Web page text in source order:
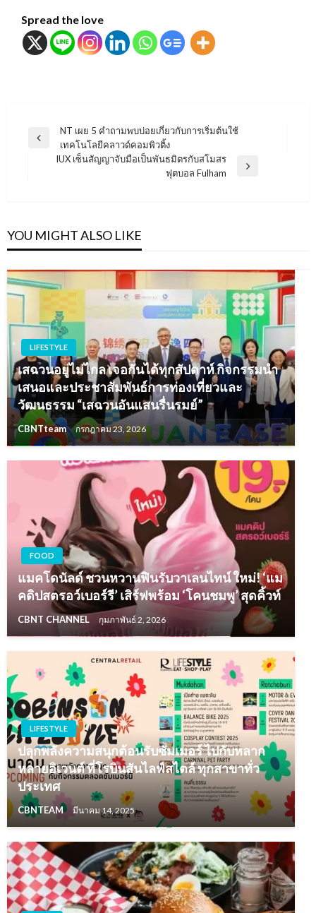
Spread the love
แนะแนว
Previous
NT เผย 5 คำถามพบบ่อยเกี่ยวกับการเริ่มต้นใช้
เทคโนโลยีคลาวด์คอมพิวติ้ง
IUX เซ็นสัญญาจับมือเป็นพันธมิตรกับสโมสร
ฟุตบอล Fulham
YOU MIGHT ALSO LIKE
LIFESTYLE
เสฉวนอยู่ไม่ไกล เจอกันได้ทุกสัปดาห์ กิจกรรมนำ
เสนอและประชาสัมพันธ์การท่องเที่ยวและ
วัฒนธรรม “เสฉวนอันแสนรื่นรมย์”
CBNTteam กรกฎาคม 23, 2026
FOOD
แมคโดนัลด์ ชวนหวานฟินรับวาเลนไทน์ ใหม่! ‘แม
คดิปสตรอว์เบอร์รี’ เสิร์ฟพร้อม ‘โคนชมพู’ สุดคิ้วท์
CBNT CHANNEL กุมภาพันธ์ 2, 2026
LIFESTYLE
ปลุกพลังความสนุกต้อนรับซัมเมอร์ ไปกับหลาก
หลายอิเวนต์ ที่โรบินสันไลฟ์สไตล์ ทุกสาขาทั่ว
ประเทศ
CBNTEAM มีนาคม 14, 2025